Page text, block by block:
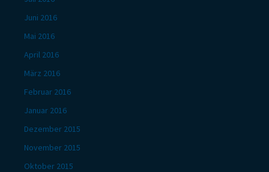
Juni 2016
Mai 2016
April 2016
März 2016
Februar 2016
Januar 2016
Dezember 2015
November 2015
Oktober 2015